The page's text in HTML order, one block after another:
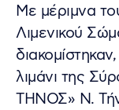
Με μέριμνα
Λιμενικού
λιμάνι της
ΤΗΝΟΣ» Ν.